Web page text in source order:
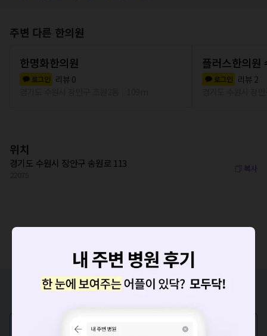
주변 다른 한의원
한명화한의원
로그인 리뷰 0
플러스한의원
로그인 리뷰 2
위치
경기도 수원시 장안구 송원로 113 복사
증상/치료, 궁금한 점이 있나요?
💬 무엇이든 물어보세요